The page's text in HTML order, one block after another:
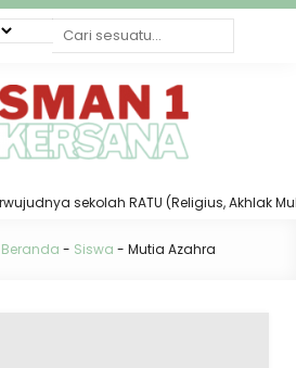
sekolah RATU (Religius, Akhlak
- Siswa - Mutia Azahra